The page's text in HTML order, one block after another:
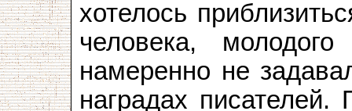
хотелось
человека,
намеренно не
наградах